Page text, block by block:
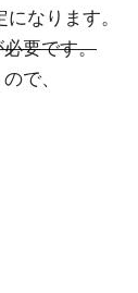
なります。
要です。
で、